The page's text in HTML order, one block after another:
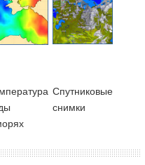
Cпутниковые
снимки